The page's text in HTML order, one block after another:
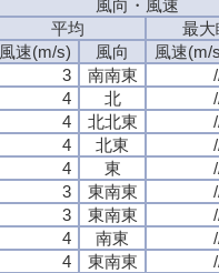
風向・風速
平均
最大
風速(m/s)
風向
風速(m/
3 南南東
4 北
4 北北東
4 北東
4 東
3 東南東
3 東南東
4 南東
4 東南東